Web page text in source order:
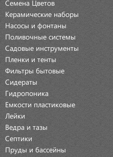
Семена Цветов
Керамические наборы
Насосы и фонтаны
Поливочные системы
Садовые инструменты
Пленки и тенты
Фильтры бытовые
Сидераты
Гидропоника
Емкости пластиковые
Лейки
Ведра и тазы
Септики
Пруды и бассейны